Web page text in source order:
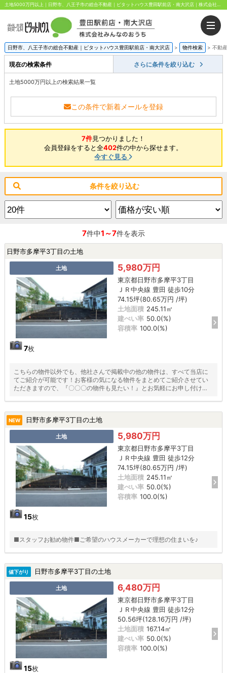
日野市、八王子市の総合不動産｜ピタットハウス豊田駅前店・南大沢店 > 物件検索 > 不動
現在の検索条件 さらに条件を絞り込む
土地5000万円以上の検索結果一覧
この条件で新着メールを登録
7件見つかりました！
会員登録をすると全402件の中から探せます。
今すぐ見る
条件を絞り込む
7件中1～7件を表示
日野市多摩平3丁目の土地
土地
7枚
5,980万円
東京都日野市多摩平3丁目
ＪＲ中央線 豊田 徒歩10分
74.15坪(80.65万円 /坪)
土地面積 245.11㎡
建ぺい率 50.0(%)
容積率 100.0(%)
こちらの物件以外でも、他社さんで掲載中の他の物件は、すべて当店に
てご紹介が可能です！お客様の気になる物件をまとめてご紹介させてい
ただきますので、『〇〇〇の物件も見たい！』とお気軽にお申し付けく
NEW 日野市多摩平3丁目の土地
土地
15枚
5,980万円
東京都日野市多摩平3丁目
ＪＲ中央線 豊田 徒歩12分
74.15坪(80.65万円 /坪)
土地面積 245.11㎡
建ぺい率 50.0(%)
容積率 100.0(%)
■スタッフお勧め物件■ご希望のハウスメーカーで理想の住まいを♪
値下がり 日野市多摩平3丁目の土地
土地
15枚
6,480万円
東京都日野市多摩平3丁目
ＪＲ中央線 豊田 徒歩12分
50.56坪(128.16万円 /坪)
土地面積 167.14㎡
建ぺい率 50.0(%)
容積率 100.0(%)